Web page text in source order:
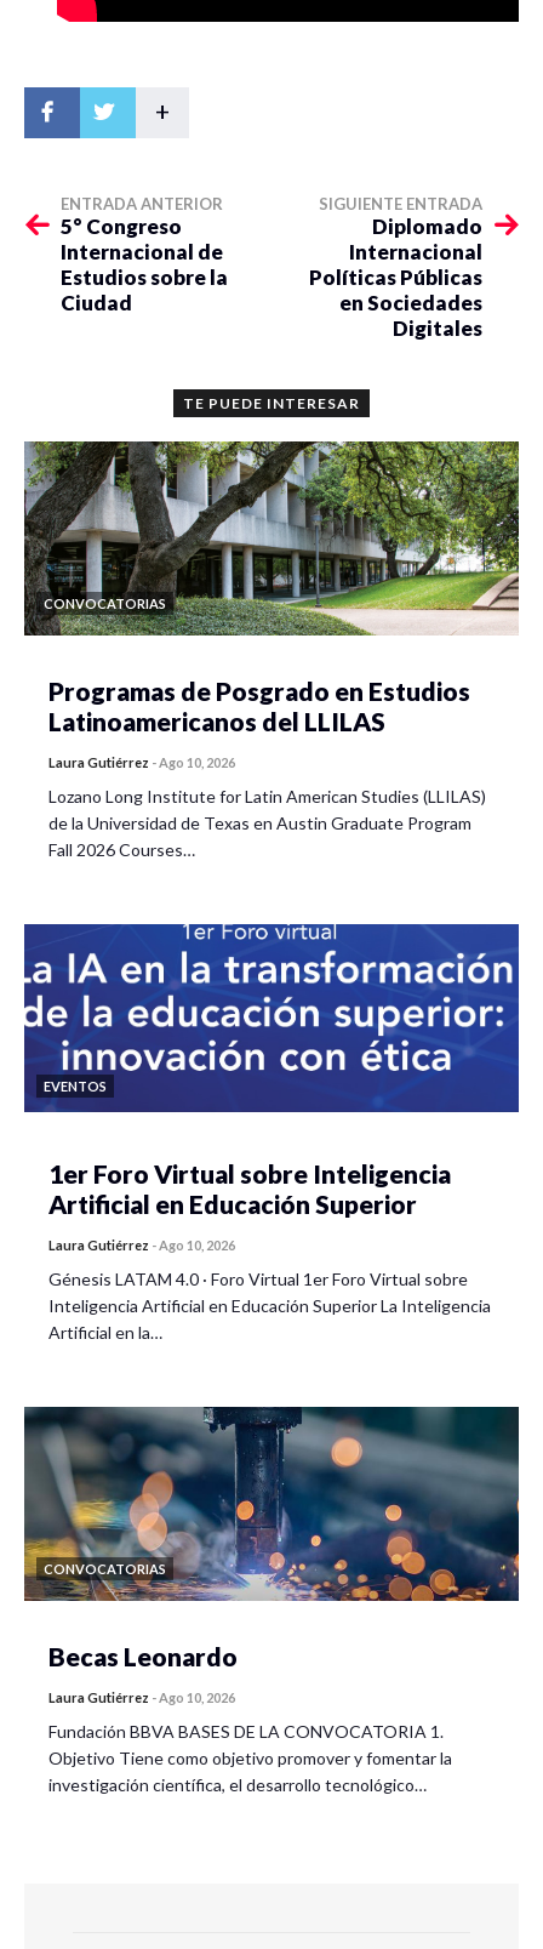
+
ENTRADA ANTERIOR
5° Congreso
Internacional de
Estudios sobre la
Ciudad
SIGUIENTE ENTRADA
Diplomado
Internacional
Políticas Públicas
en Sociedades
Digitales
TE PUEDE INTERESAR
CONVOCATORIAS
Programas de Posgrado en Estudios
Latinoamericanos del LLILAS
Laura Gutiérrez -Ago 10, 2026
Lozano Long Institute for Latin American Studies (LLILAS)
de la Universidad de Texas en Austin Graduate Program
Fall 2026 Courses…
EVENTOS
1er Foro Virtual sobre Inteligencia
Artificial en Educación Superior
Laura Gutiérrez -Ago 10, 2026
Génesis LATAM 4.0 · Foro Virtual 1er Foro Virtual sobre
Inteligencia Artificial en Educación Superior La Inteligencia
Artificial en la…
CONVOCATORIAS
Becas Leonardo
Laura Gutiérrez -Ago 10, 2026
Fundación BBVA BASES DE LA CONVOCATORIA 1.
Objetivo Tiene como objetivo promover y fomentar la
investigación científica, el desarrollo tecnológico…